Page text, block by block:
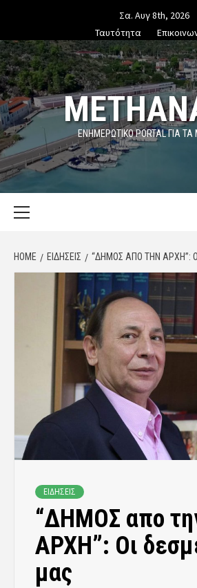
content
Σα. Αυγ 8th, 2026
Ταυτότητα
ΕΝΗΜΕΡΩΤΙΚΌ PORTAL ΓΙΑ
HOME ΕΙΔΗΣΕΙΣ “ΔΗΜΟΣ ΑΠΟ ΤΗΝ ΑΡΧΗ”:
ΕΙΔΗΣΕΙΣ
“ΔΗΜΟΣ απο
ΑΡΧΗ”: Οι
μας